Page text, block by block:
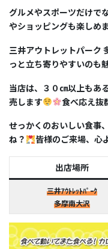
グルメやスポーツだけで
やショッピングも楽しめ
三井アウトレットパーク
っと立ち寄りやすいのも
当店は、３０㎝以上もあ
売します
食べ応え抜
せっかくのおいしい食事
ね？
皆様のご来場、
出店場所
三井ｱｳﾄﾚｯﾄﾊﾟｰｸ
多摩南大沢